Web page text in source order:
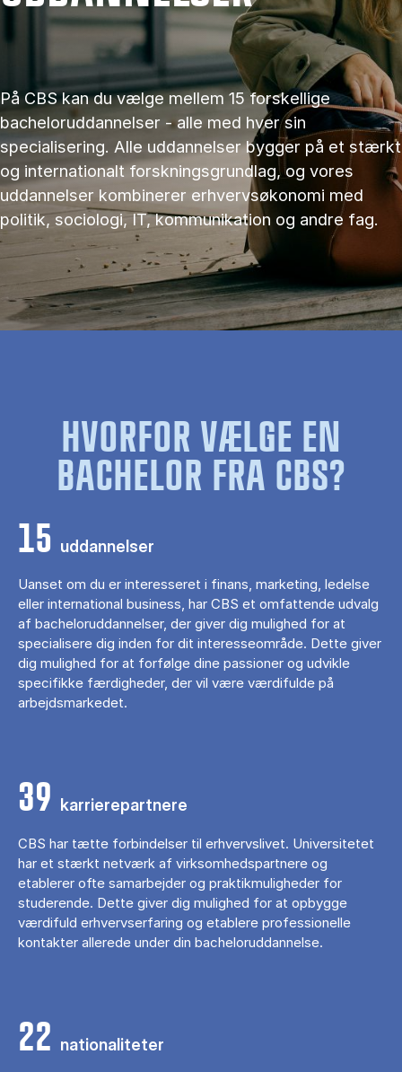
På CBS kan du vælge mellem 15 forskellige
bacheloruddannelser - alle med hver sin
specialisering. Alle uddannelser bygger på et stærkt
og internationalt forskningsgrundlag, og vores
uddannelser kombinerer erhvervsøkonomi med
politik, sociologi, IT, kommunikation og andre fag.
HVORFOR VÆLGE EN
BACHELOR FRA CBS?
15 uddannelser
Uanset om du er interesseret i finans, marketing, ledelse
eller international business, har CBS et omfattende udvalg
af bacheloruddannelser, der giver dig mulighed for at
specialisere dig inden for dit interesseområde. Dette giver
dig mulighed for at forfølge dine passioner og udvikle
specifikke færdigheder, der vil være værdifulde på
arbejdsmarkedet.
39 karrierepartnere
CBS har tætte forbindelser til erhvervslivet. Universitetet
har et stærkt netværk af virksomhedspartnere og
etablerer ofte samarbejder og praktikmuligheder for
studerende. Dette giver dig mulighed for at opbygge
værdifuld erhvervserfaring og etablere professionelle
kontakter allerede under din bacheloruddannelse.
22 nationaliteter